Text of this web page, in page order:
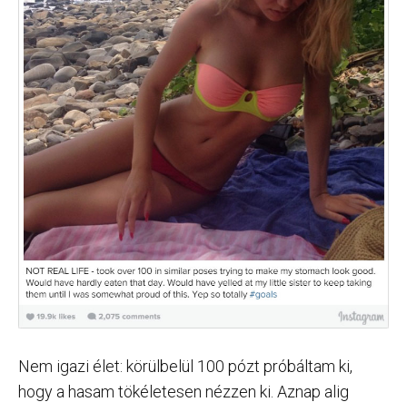
Nem igazi élet: körülbelül 100 pózt próbáltam ki,
hogy a hasam tökéletesen nézzen ki. Aznap alig